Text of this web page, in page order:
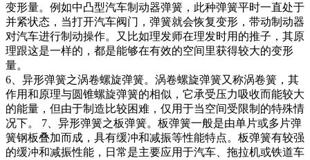
变形量。例如中凸型汽车制动器弹簧，此种弹簧平时一直处于
并紧状态，当打开汽车阀门，弹簧就会恢复变形，带动制动器
对汽车进行制动操作。又比如理发师在理发时用的推子，其原
理跟这是一样的，都是能够在有效的空间里获得较大的变形
量。
6、异形弹簧之涡卷螺旋弹簧。涡卷螺旋弹簧又称涡卷簧，其
作用和原理与圆锥螺旋弹簧的相似，它承受压力吸收而能较大
的能量，但由于制造比较困难，仅用于当空间受限制的特殊情
况下。 7、异形弹簧之板弹簧。板弹簧一般是由单片或多片弹
簧钢板叠加而成，具有缓冲和减振等性能特点。板弹簧有较强
的缓冲和减振性能，日常是主要应用于汽车、拖拉机或铁道车